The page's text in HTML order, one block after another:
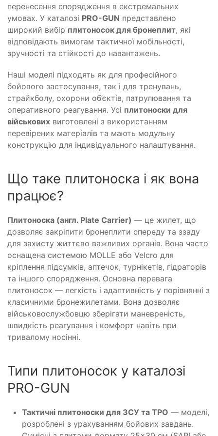
перенесення спорядження в екстремальних
умовах. У каталозі PRO-GUN представлено
широкий вибір плитоносок для бронеплит, які
відповідають вимогам тактичної мобільності,
зручності та стійкості до навантажень.
Наші моделі підходять як для професійного
бойового застосування, так і для тренувань,
страйкболу, охорони об’єктів, патрулювання та
оперативного реагування. Усі плитоноски для
військових виготовлені з використанням
перевірених матеріалів та мають модульну
конструкцію для індивідуального налаштування.
Що таке плитоноска і як вона
працює?
Плитоноска (англ. Plate Carrier) — це жилет, що
дозволяє закріпити бронеплити спереду та ззаду
для захисту життєво важливих органів. Вона часто
оснащена системою MOLLE або Velcro для
кріплення підсумків, аптечок, турнікетів, гідраторів
та іншого спорядження. Основна перевага
плитоносок — легкість і адаптивність у порівнянні з
класичними бронежилетами. Вона дозволяє
військовослужбовцю зберігати маневреність,
швидкість реагування і комфорт навіть при
тривалому носінні.
Типи плитоносок у каталозі
PRO-GUN
Тактичні плитоноски для ЗСУ та ТРО — моделі,
розроблені з урахуванням бойових завдань.